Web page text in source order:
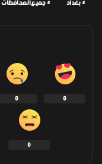
بغداد جميع المحافظات
0
0
0